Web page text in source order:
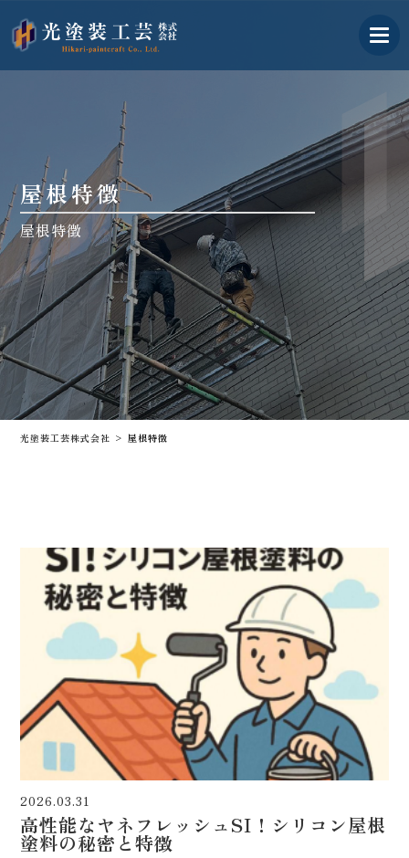
古河市の外壁塗装業者｜光
屋根特徴
屋根特徴
光塗装工芸株式会社 >屋根特徴
2026.03.31
高性能なヤネフレッシュSI！シリコン屋根
塗料の秘密と特徴